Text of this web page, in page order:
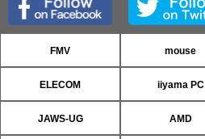
FMV mouse
ELECOM iiyama PC
JAWS-UG AMD